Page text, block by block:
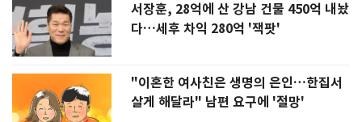
서장훈, 28억에 산 강남 건물 450억 내놨
다…세후 차익 280억 '잭팟'
"이혼한 여사친은 생명의 은인…한집서
살게 해달라" 남편 요구에 '절망'